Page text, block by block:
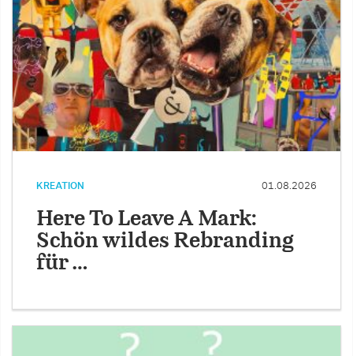
KREATION 01.08.2026
Here To Leave A Mark:
Schön wildes Rebranding
für …